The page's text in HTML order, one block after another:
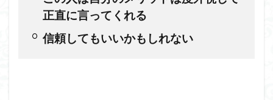
正直に言ってくれる
信頼してもいいかもしれない